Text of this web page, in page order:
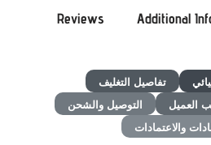
Additional
Reviews
تفاصيل التغليف
العميل
التوصيل والشحن
والاعتمادات